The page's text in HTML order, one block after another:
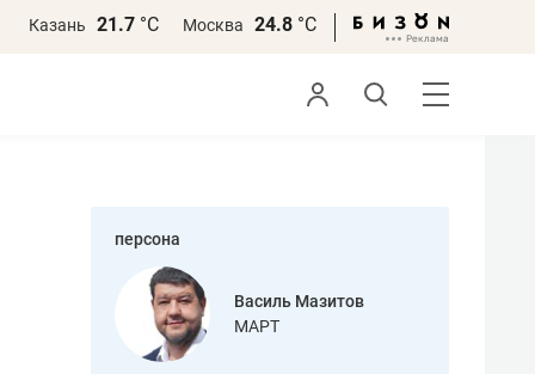
Казань 21.7 °С Москва 24.8 °С
персона
Василь Мазитов
МАРТ